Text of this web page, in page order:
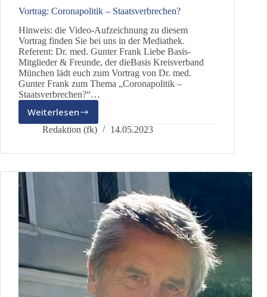
Vortrag: Coronapolitik – Staatsverbrechen?
Hinweis: die Video-Aufzeichnung zu diesem
Vortrag finden Sie bei uns in der Mediathek.
Referent: Dr. med. Gunter Frank Liebe Basis-
Mitglieder & Freunde, der dieBasis Kreisverband
München lädt euch zum Vortrag von Dr. med.
Gunter Frank zum Thema „Coronapolitik –
Staatsverbrechen?“…
Weiterlesen
Vortrag:
Coronapolitik
Staatsverbrechen?
Redaktion (fk) 14.05.2023